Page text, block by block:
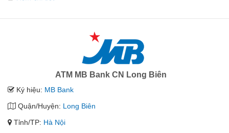
ATM MB Bank CN Long Biên
Ký hiệu: MB Bank
Quận/Huyện: Long Biên
Tỉnh/TP: Hà Nội